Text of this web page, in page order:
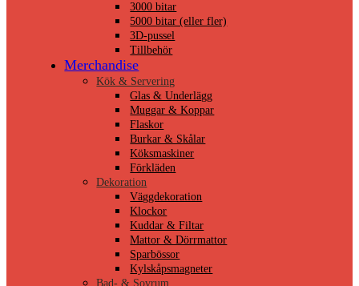
3000 bitar
5000 bitar (eller fler)
3D-pussel
Tillbehör
Merchandise
Kök & Servering
Glas & Underlägg
Muggar & Koppar
Flaskor
Burkar & Skålar
Köksmaskiner
Förkläden
Dekoration
Väggdekoration
Klockor
Kuddar & Filtar
Mattor & Dörrmattor
Sparbössor
Kylskåpsmagneter
Bad- & Sovrum